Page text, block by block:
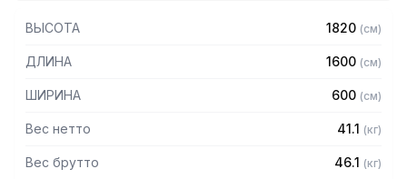
— Четыре сплошные полки из нержавеющей стали марки
AISI 430 толщиной 0,8 мм
— Расстояние между полками регулируемое с шагом 50
мм
— Стеллаж поставляется в разобранном виде
ВЫСОТА 1820 (см)
ДЛИНА 1600 (см)
ШИРИНА 600 (см)
Вес нетто 41.1 (кг)
Вес брутто 46.1 (кг)